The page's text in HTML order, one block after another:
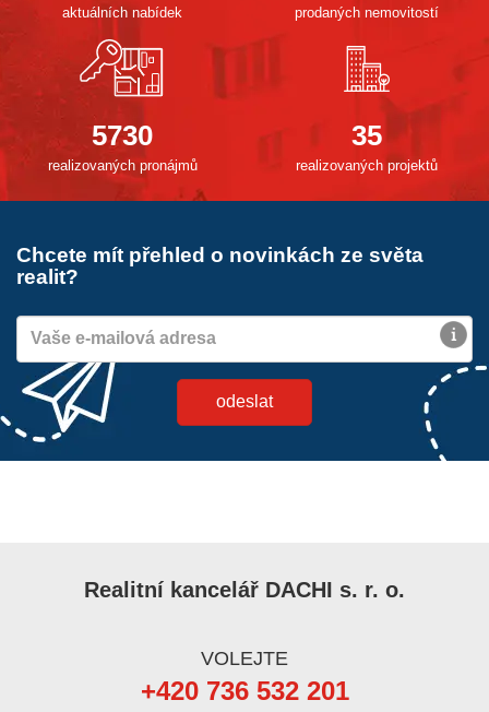
aktuálních nabídek prodaných nemovitostí
5730
realizovaných pronájmů
35
realizovaných projektů
Chcete mít přehled o novinkách ze světa
realit?
Realitní kancelář DACHI s. r. o.
VOLEJTE
+420 736 532 201